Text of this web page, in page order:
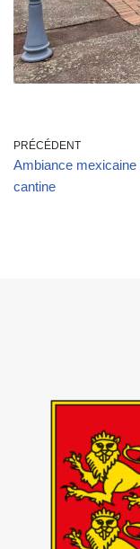
PRÉCÉDENT
Ambiance mexicaine
cantine